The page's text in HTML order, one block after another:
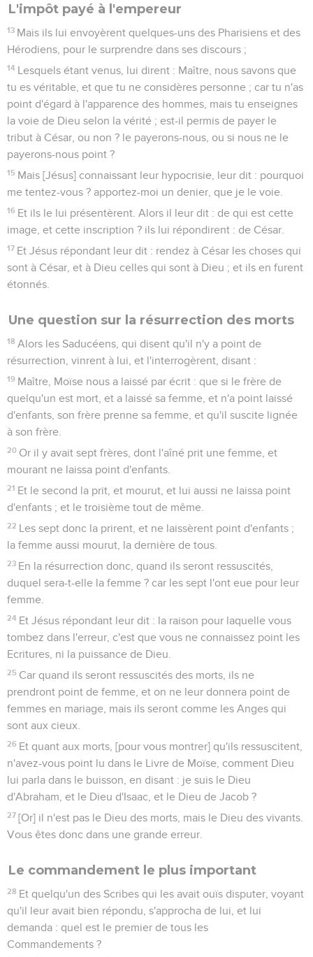
L'impôt payé à l'empereur
13 Mais ils lui envoyèrent quelques-uns des Pharisiens et des
Hérodiens, pour le surprendre dans ses discours ;
14 Lesquels étant venus, lui dirent : Maître, nous savons que
tu es véritable, et que tu ne considères personne ; car tu n'as
point d'égard à l'apparence des hommes, mais tu enseignes
la voie de Dieu selon la vérité ; est-il permis de payer le
tribut à César, ou non ? le payerons-nous, ou si nous ne le
payerons-nous point ?
15 Mais [Jésus] connaissant leur hypocrisie, leur dit : pourquoi
me tentez-vous ? apportez-moi un denier, que je le voie.
16 Et ils le lui présentèrent. Alors il leur dit : de qui est cette
image, et cette inscription ? ils lui répondirent : de César.
17 Et Jésus répondant leur dit : rendez à César les choses qui
sont à César, et à Dieu celles qui sont à Dieu ; et ils en furent
étonnés.
Une question sur la résurrection des morts
18 Alors les Saducéens, qui disent qu'il n'y a point de
résurrection, vinrent à lui, et l'interrogèrent, disant :
19 Maître, Moïse nous a laissé par écrit : que si le frère de
quelqu'un est mort, et a laissé sa femme, et n'a point laissé
d'enfants, son frère prenne sa femme, et qu'il suscite lignée
à son frère.
20 Or il y avait sept frères, dont l'aîné prit une femme, et
mourant ne laissa point d'enfants.
21 Et le second la prit, et mourut, et lui aussi ne laissa point
d'enfants ; et le troisième tout de même.
22 Les sept donc la prirent, et ne laissèrent point d'enfants ;
la femme aussi mourut, la dernière de tous.
23 En la résurrection donc, quand ils seront ressuscités,
duquel sera-t-elle la femme ? car les sept l'ont eue pour leur
femme.
24 Et Jésus répondant leur dit : la raison pour laquelle vous
tombez dans l'erreur, c'est que vous ne connaissez point les
Ecritures, ni la puissance de Dieu.
25 Car quand ils seront ressuscités des morts, ils ne
prendront point de femme, et on ne leur donnera point de
femmes en mariage, mais ils seront comme les Anges qui
sont aux cieux.
26 Et quant aux morts, [pour vous montrer] qu'ils ressuscitent,
n'avez-vous point lu dans le Livre de Moïse, comment Dieu
lui parla dans le buisson, en disant : je suis le Dieu
d'Abraham, et le Dieu d'Isaac, et le Dieu de Jacob ?
27 [Or] il n'est pas le Dieu des morts, mais le Dieu des vivants.
Vous êtes donc dans une grande erreur.
Le commandement le plus important
28 Et quelqu'un des Scribes qui les avait ouïs disputer, voyant
qu'il leur avait bien répondu, s'approcha de lui, et lui
demanda : quel est le premier de tous les
Commandements ?